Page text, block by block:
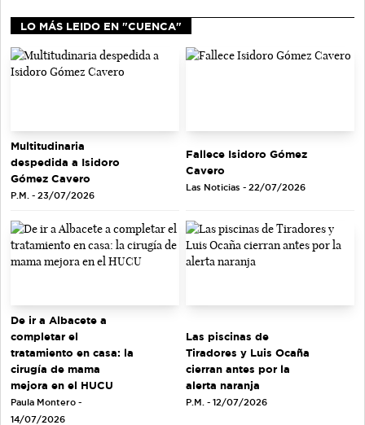
LO MÁS LEIDO EN "CUENCA"
Multitudinaria
despedida a Isidoro
Gómez Cavero
P.M. - 23/07/2026
Fallece Isidoro Gómez
Cavero
Las Noticias - 22/07/2026
De ir a Albacete a
completar el
tratamiento en casa: la
cirugía de mama
mejora en el HUCU
Paula Montero -
14/07/2026
Las piscinas de
Tiradores y Luis Ocaña
cierran antes por la
alerta naranja
P.M. - 12/07/2026